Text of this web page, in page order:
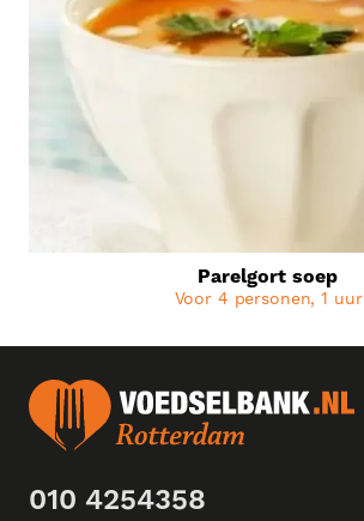
Parelgort soep
Voor 4 personen, 1 uur
010 4254358